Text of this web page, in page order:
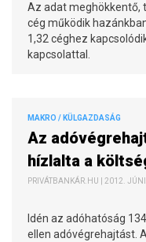
Az adat meghökkentő,
cég működik
1,32 céghez
kapcsolattal.
MAKRO / KÜLGAZDASÁG
Az
hízlalta a
PRIVÁTBANKÁR.HU | 2012.
Idén az adóhatóság
ellen adóvégrehajtást.